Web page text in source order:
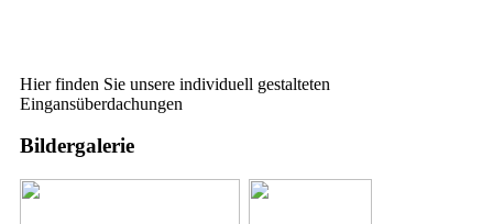
Hier finden Sie unsere individuell gestalteten
Eingansüberdachungen
Bildergalerie